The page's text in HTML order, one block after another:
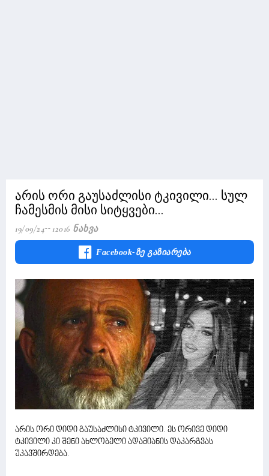
არის ორი გაუსაძლისი ტკივილი... სულ
ჩამესმის მისი სიტყვები...
19/09/24 12016 Ნახვა
Facebook-Ზე Გაზიარება
არის ორი დიდი გაუსაძლისი ტკივილი. ეს ორივე დიდი
ტკივილი კი შენი ახლობელი ადამიანის დაკარგვას
უკავშირდება.